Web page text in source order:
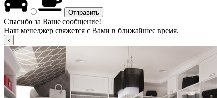
Спасибо за Ваше сообщение!
Наш менеджер свяжется с Вами в ближайшее время.